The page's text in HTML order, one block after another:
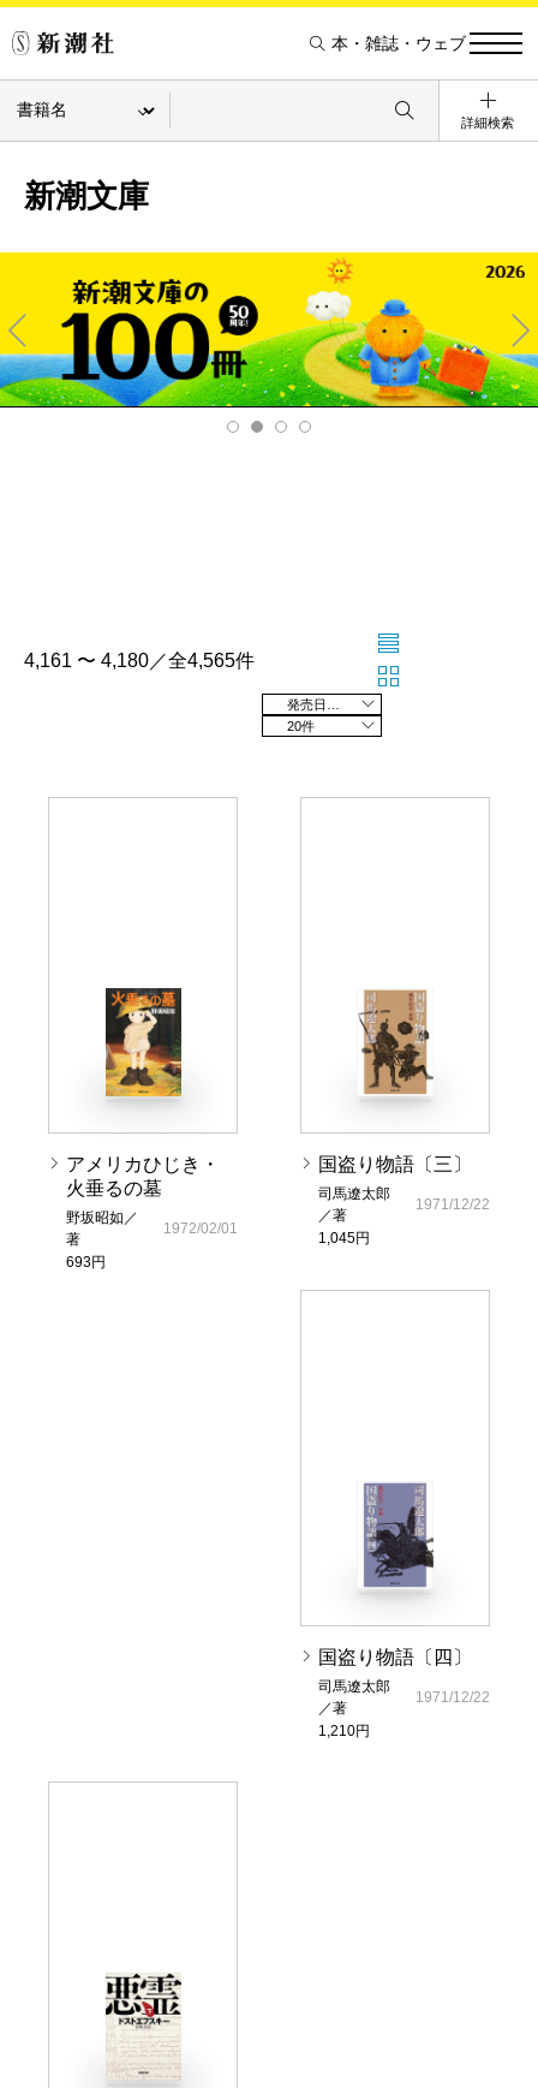
本・雑誌・ウェブ
詳細検索
新潮文庫
Pre
v
Ne
xt
4,161 〜 4,180／全4,565件
20件
アメリカひじき・
火垂るの墓
野坂昭如／
著
693円
1972/02/01
国盗り物語〔三〕
司馬遼太郎
／著
1,045円
1971/12/22
国盗り物語〔四〕
司馬遼太郎
／著
1,210円
1971/12/22